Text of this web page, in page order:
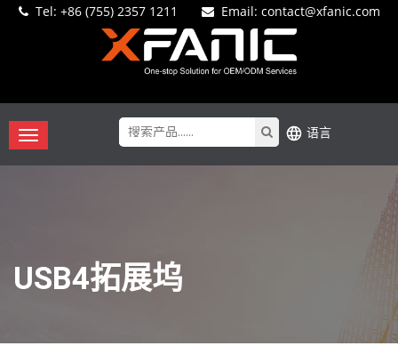
Tel: +86 (755) 2357 1211 Email: contact@xfanic.com
语言
USB4拓展坞